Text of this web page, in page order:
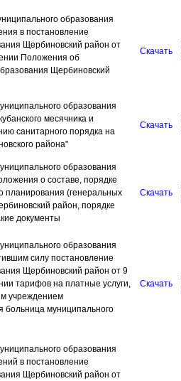
образования
в постановление
Щербиновский район от
Положения об
Щербиновский
Скачать
образования
месячника и
санитарного порядка на
района"
Скачать
образования
о составе, порядке
планирования (генеральных
район, порядке
документы
Скачать
образования
силу постановление
Щербиновский район от 9
тарифов на платные услуги,
учреждением
больница муниципального
Скачать
образования
в постановление
Щербиновский район от